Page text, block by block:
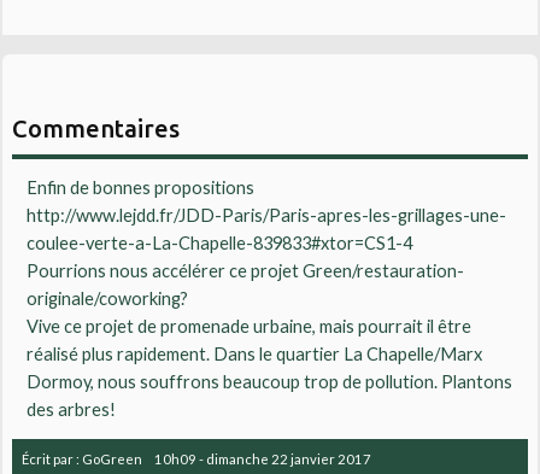
Commentaires
Enfin de bonnes propositions
http://www.lejdd.fr/JDD-Paris/Paris-apres-les-grillages-une-
coulee-verte-a-La-Chapelle-839833#xtor=CS1-4
Pourrions nous accélérer ce projet Green/restauration-
originale/coworking?
Vive ce projet de promenade urbaine, mais pourrait il être
réalisé plus rapidement. Dans le quartier La Chapelle/Marx
Dormoy, nous souffrons beaucoup trop de pollution. Plantons
des arbres!
Écrit par : GoGreen 10h09 - dimanche 22 janvier 2017